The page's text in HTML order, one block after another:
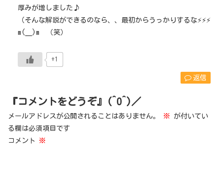
厚みが増しました♪
（そんな解説ができるのなら、、最初からうっかりするな⚡⚡⚡
m(__)m （笑）
+1
返信
『コメントをどうぞ』(^O^)／
メールアドレスが公開されることはありません。 ※ が付いてい
る欄は必須項目です
コメント ※